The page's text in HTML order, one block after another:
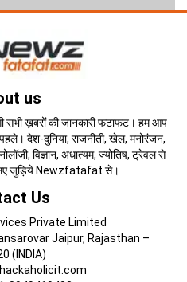
us
ख़बरों की जानकारी फटाफट। हम आप
देश-दुनिया, राजनीती, खेल, मनोरंजन,
विज्ञान, अधात्यम, ज्योतिष, ट्रेवल से
जुड़िये Newzfatafat से।
Us
Private Limited
Jaipur, Rajasthan –
(INDIA)